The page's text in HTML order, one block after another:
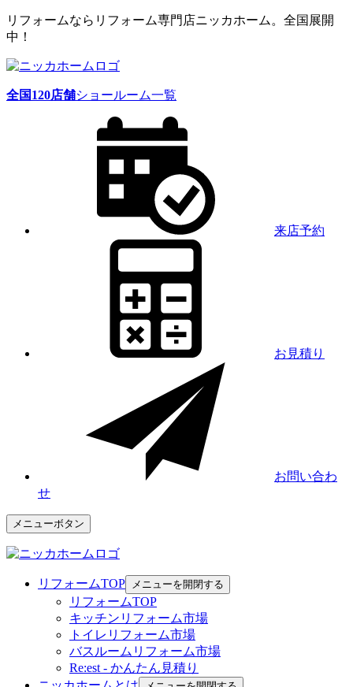
リフォームならリフォーム専門店ニッカホーム。全国展開
中！
全国120店舗ショールーム一覧
来店予約
お見積り
お問い合わ
せ
メニューボタン
リフォームTOP メニューを開閉する
リフォームTOP
キッチンリフォーム市場
トイレリフォーム市場
バスルームリフォーム市場
Re:est - かんたん見積り